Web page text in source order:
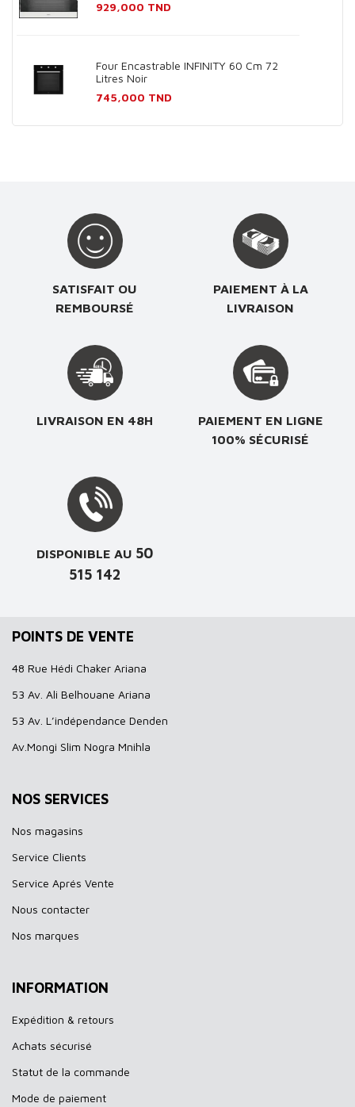
Prix
929,000 TND
Four Encastrable INFINITY 60 Cm 72
Litres Noir
Prix
745,000 TND
SATISFAIT OU
REMBOURSÉ
PAIEMENT À LA
LIVRAISON
LIVRAISON EN 48H
PAIEMENT EN LIGNE
100% SÉCURISÉ
DISPONIBLE AU 50
515 142
POINTS DE VENTE
48 Rue Hédi Chaker Ariana
53 Av. Ali Belhouane Ariana
53 Av. L’indépendance Denden
Av.Mongi Slim Nogra Mnihla
NOS SERVICES
Nos magasins
Service Clients
Service Aprés Vente
Nous contacter
Nos marques
INFORMATION
Expédition & retours
Achats sécurisé
Statut de la commande
Mode de paiement